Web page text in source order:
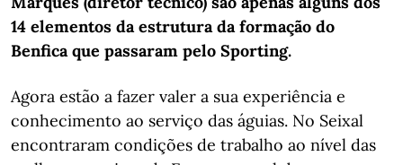
14 elementos da estrutura da formação do
Benfica que passaram pelo Sporting.
Agora estão a fazer valer a sua experiência e
conhecimento ao serviço das águias. No Seixal
encontraram condições de trabalho ao nível das